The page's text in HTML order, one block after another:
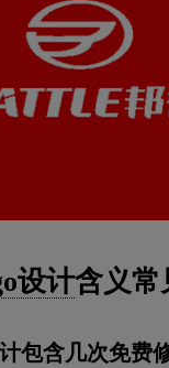
设计含义常
包含几次免费